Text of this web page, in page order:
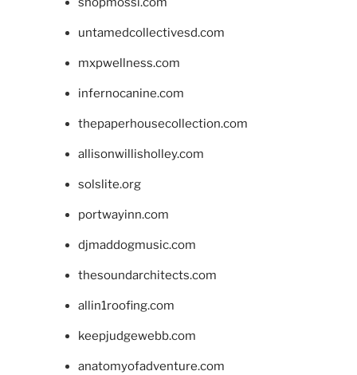
untamedcollectivesd.com
mxpwellness.com
infernocanine.com
thepaperhousecollection.com
allisonwillisholley.com
solslite.org
portwayinn.com
djmaddogmusic.com
thesoundarchitects.com
allin1roofing.com
keepjudgewebb.com
anatomyofadventure.com